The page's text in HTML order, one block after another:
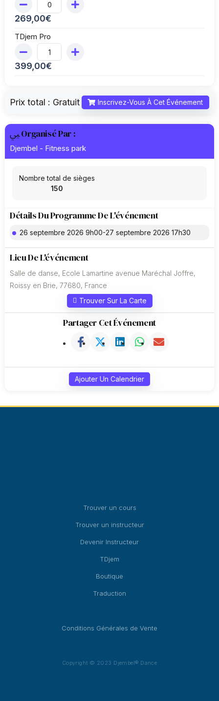
269,00€
TDjem Pro
399,00€
Prix total : Gratuit Inscrivez-Vous À Cet Événement
Organisé Par :
Djembel - Fitness park
Nombre total de sièges
150
Détails Du Programme De L'événement
26 septembre 2026 9h00-27 septembre 2026 17h30
Lieu De L'événement
Salle de danse, Ecole Lamartine avenue Maréchal Joffre,
Roissy en Brie, 77680, France
Trouver Sur La Carte
Partager Cet Événement
Ajouter Un Calendrier
Trouver un cours
Trouver un instructeur
Devenir Instructeur
TDjem
Boutique
Traduction
Conditions Générales de Vente
Copyright © 2023 Djembel® Dance